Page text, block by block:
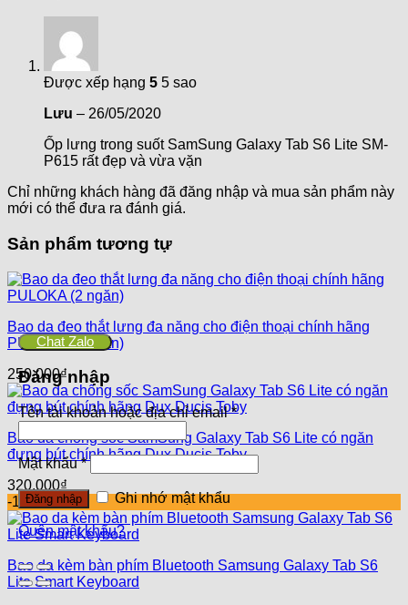
Được xếp hạng 5 5 sao
Lưu – 26/05/2020
Ốp lưng trong suốt SamSung Galaxy Tab S6 Lite SM-
P615 rất đẹp và vừa vặn
Chỉ những khách hàng đã đăng nhập và mua sản phẩm này
mới có thể đưa ra đánh giá.
Sản phẩm tương tự
Bao da đeo thắt lưng đa năng cho điện thoại chính hãng
PULOKA (2 ngăn)
250,000₫
Bao da chống sốc SamSung Galaxy Tab S6 Lite có ngăn
đựng bút chính hãng Dux Ducis Toby
320,000₫
-18%
Bao da kèm bàn phím Bluetooth Samsung Galaxy Tab S6
Lite Smart Keyboard
Chat Zalo
Đăng nhập
Tên tài khoản hoặc địa chỉ email*
Mật khẩu*
Đăng nhập Ghi nhớ mật khẩu
Quên mật khẩu?